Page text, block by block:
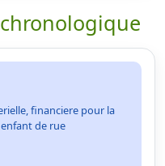
financiere pour la
de rue